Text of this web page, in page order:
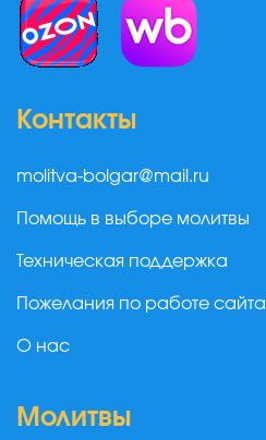
Контакты
molitva-bolgar@mail.ru
Помощь в выборе молитвы
Техническая поддержка
Пожелания по работе сайта
О нас
Молитвы